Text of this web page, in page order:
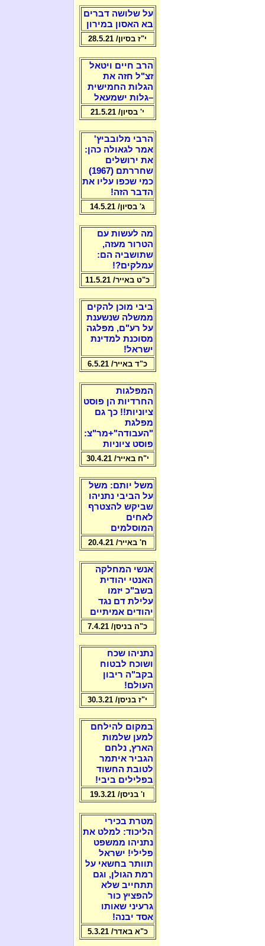
על שלושה דברים
בא האסון במירון
י"ז בסיון/ 28.5.21
הרב חיים ויטאל
זצ"ל חזה את
הגלות החמישית
–גלות ישמעאל
י' בסיון/ 21.5.21
הרבי מלובביץ'
אמר לגאולה כהן:
את ירושלים
שחררתם (1967)
כמי שכפו עליו את
הדבר הזה!
ג' בסיון/ 14.5.21
מה לעשות עם
הטרור מעזה,
שתושביה הם:
עמלקים?!
כ"ט באייר/ 11.5.21
ביבי מוכן להקים
ממשלה שנשענת
על רע"ם, מפלגה
מסוכנת למדינת
ישראל!
כ"ד באייר/ 6.5.21
המפלגות
החרדיות הן פוסט
ציוניות!! כך גם
מפלגת
"העבודה"+מר"צ:
פוסט ציוניות
י"ח באייר/ 30.4.21
משל יותם: משל
על הביבי נתניהו
שביקש להצטרף
לאחים
המוסלמים
ח' באייר/ 20.4.21
אנשי המחלקה
האנטי יהודית
בשב"כ יזמו
עלילת דם נגד
יהודים אמיתיים
כ"ה בניסן/ 7.4.21
נתניהו שכח
ושוכח לבטוח
בקב"ה ריבון
העולם!
י"ז בניסן/ 30.3.21
במקום להילחם
למען שלמות
הארץ, נלחם
הגביר איתמר
לטובת החשוד
בפלילים ביבי!
ו' בניסן/ 19.3.21
מטרת בכירי
הליכוד: למלט את
נתניהו ממשפט
פלילי! ישראל
תוותר בחשאי על
רמת הגולן, וגם
תתחייב שלא
להפציץ כור
גרעיני שאותו
אסד יבנה!
כ"א באדר/ 5.3.21